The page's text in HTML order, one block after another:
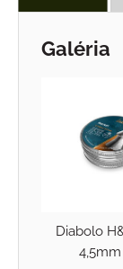
Galéria
Diabolo